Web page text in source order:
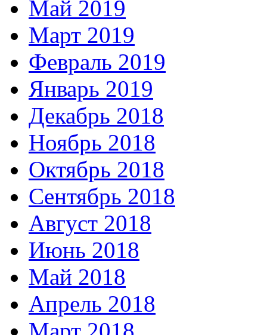
Май 2019
Март 2019
Февраль 2019
Январь 2019
Декабрь 2018
Ноябрь 2018
Октябрь 2018
Сентябрь 2018
Август 2018
Июнь 2018
Май 2018
Апрель 2018